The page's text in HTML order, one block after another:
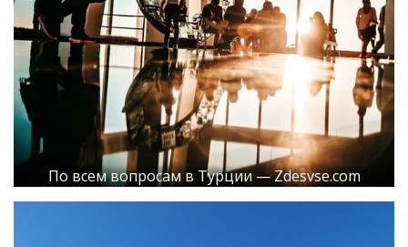
По всем вопросам в Турции — Zdesvse.com